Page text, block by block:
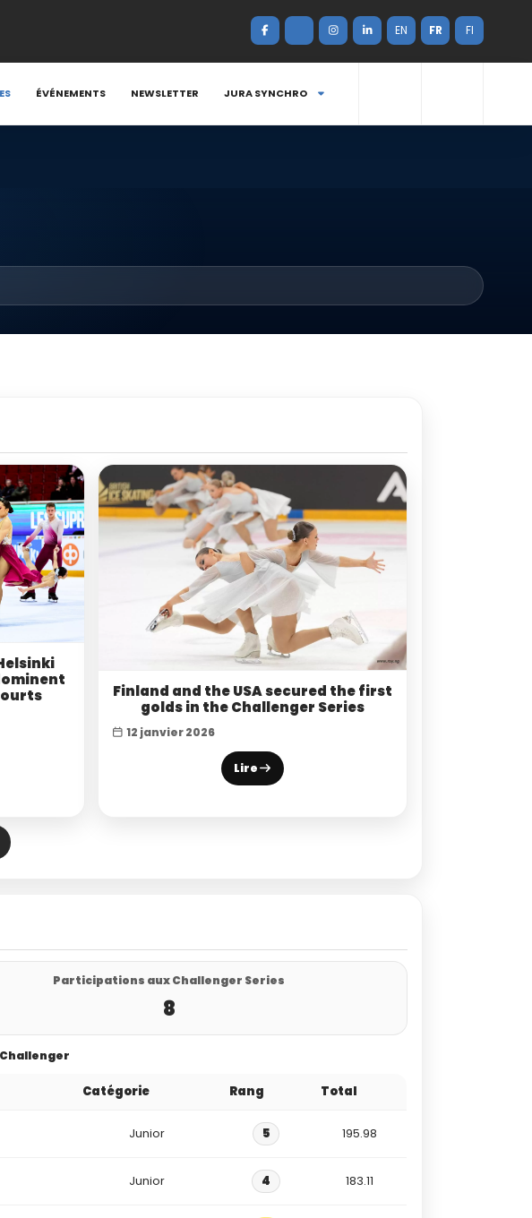
EN FR FI
ÉVÉNEMENTS NEWSLETTER JURA SYNCHRO
Finland and the USA secured the first
golds in the Challenger Series
12 janvier 2026
Lire
Participations aux Challenger Series
8
Catégorie Rang Total
Junior 5 195.98
Junior 4 183.11